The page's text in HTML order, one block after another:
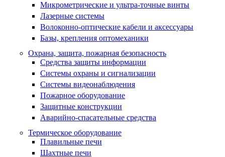
Микрометрические и ультра-точные винты
Лазерные системы
Волоконно-оптические кабели и аксессуары
Базы, крепления оптомеханики
Охрана, защита, пожарная безопасность
Средства защиты информации
Системы охраны и сигнализации
Системы видеонаблюдения
Пожарное оборудование
Защитные конструкции
Аварийно-спасательные средства
Термическое оборудование
Плавильные печи
Шахтные печи